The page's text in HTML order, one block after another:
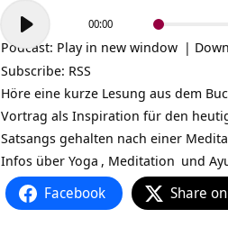
Audio-
Player
00:00
Podcast: Play in new window |
Subscribe: RSS
Höre eine kurze Lesung aus dem
Vortrag als Inspiration für den
Satsangs gehalten nach einer
Infos über Yoga , Meditation und
Facebook Share